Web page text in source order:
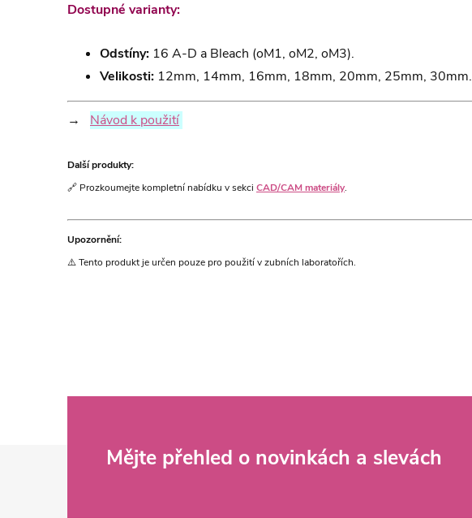
Dostupné varianty:
Odstíny: 16 A-D a Bleach (oM1, oM2, oM3).
Velikosti: 12mm, 14mm, 16mm, 18mm, 20mm, 25mm, 30mm.
→ Návod k použití
Další produkty:
🔗 Prozkoumejte kompletní nabídku v sekci CAD/CAM materiály.
Upozornění:
⚠️ Tento produkt je určen pouze pro použití v zubních laboratořích.
Mějte přehled o novinkách a slevách